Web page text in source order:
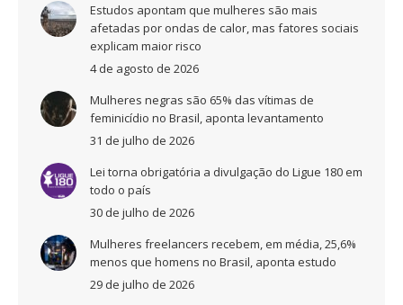
Estudos apontam que mulheres são mais
afetadas por ondas de calor, mas fatores sociais
explicam maior risco
4 de agosto de 2026
Mulheres negras são 65% das vítimas de
feminicídio no Brasil, aponta levantamento
31 de julho de 2026
Lei torna obrigatória a divulgação do Ligue 180 em
todo o país
30 de julho de 2026
Mulheres freelancers recebem, em média, 25,6%
menos que homens no Brasil, aponta estudo
29 de julho de 2026